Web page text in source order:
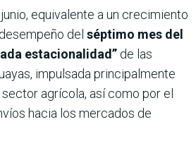
equivalente a un crecimiento
del séptimo mes del
estacionalidad” de las
impulsada principalmente
agrícola, así como por el
hacia los mercados de